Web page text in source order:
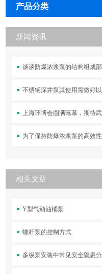
产品分类
新闻资讯
谈谈防爆浓浆泵的结构组成
不锈钢深井泵其使用需做好
上海环博会圆满落幕，期待
为了保持防爆浓浆泵的高效
相关文章
Y型气动油桶泵
螺杆泵的控制方式
多级泵安装中常见安全隐患